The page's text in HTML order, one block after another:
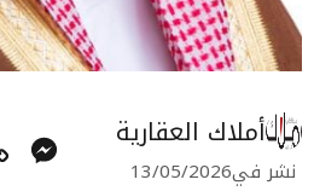
أملاك العقارية
نشر في13/05/2026